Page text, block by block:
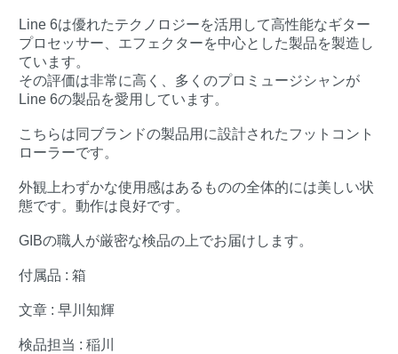
Line 6は優れたテクノロジーを活用して高性能なギター
プロセッサー、エフェクターを中心とした製品を製造し
ています。
その評価は非常に高く、多くのプロミュージシャンが
Line 6の製品を愛用しています。
こちらは同ブランドの製品用に設計されたフットコント
ローラーです。
外観上わずかな使用感はあるものの全体的には美しい状
態です。動作は良好です。
GIBの職人が厳密な検品の上でお届けします。
付属品 : 箱
文章 : 早川知輝
検品担当 : 稲川